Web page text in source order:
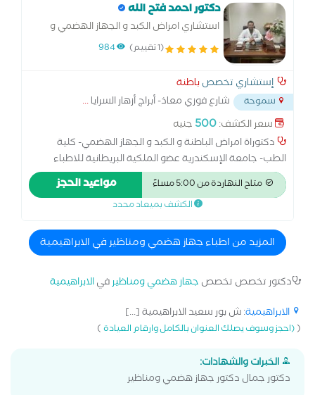
دكتور احمد فتح الله
استشاري امراض الكبد و الجهاز الهضمي و
المناظير
(1 تقييم) 984
إستشاري تخصصباطنة
سموحة شارع فوزي معاذ- أبراج أزهار السرايا...
سعر الكشف:500 جنيه
دكتوراة امراض الباطنة و الكبد و الجهاز الهضمي- كلية
الطب- جامعة الإسكندرية عضو الملكية البريطانية للاطباء
متاح النهاردة من 5:00 مساءً مواعيد الحجز
الكشف بميعاد محدد
المزيد من اطباء جهاز هضمي ومناظير في الابراهيمية
دكتور تخصص تخصص جهاز هضمي ومناظيرفيالابراهيمية
الابراهيمية: ش بور سعيد الابراهيمية [...]
((احجز وسوف يصلك العنوان بالكامل وارقام العيادة)
الخبرات والشهادات:
دكتور جمال دكتور جهاز هضمي ومناظير